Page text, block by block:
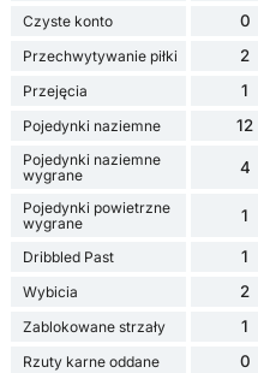
Czyste konto 0
Przechwytywanie piłki 2
Przejęcia 1
Pojedynki naziemne 12
Pojedynki naziemne
wygrane
4
Pojedynki powietrzne
wygrane
1
Dribbled Past 1
Wybicia 2
Zablokowane strzały 1
Rzuty karne oddane 0